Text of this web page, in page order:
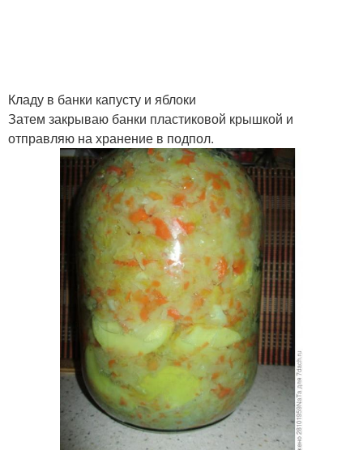
Кладу в банки капусту и яблоки
Затем закрываю банки пластиковой крышкой и
отправляю на хранение в подпол.